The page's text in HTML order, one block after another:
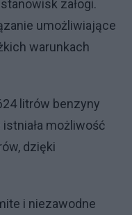
załogi.
umożliwiające
warunkach
litrów benzyny
możliwość
dzięki
i niezawodne